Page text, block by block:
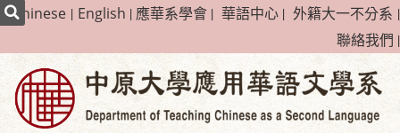
|Chinese | English | 應華系學會 | 華語中心 | 外籍大一不分系 |
聯絡我們 |